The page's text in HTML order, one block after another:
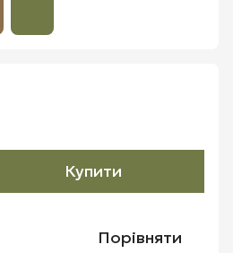
Купити
Порівняти